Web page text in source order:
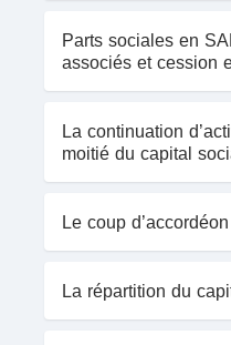
Parts sociales en
associés et cession
La continuation
moitié du capital
Le coup d’accordéon
La répartition du